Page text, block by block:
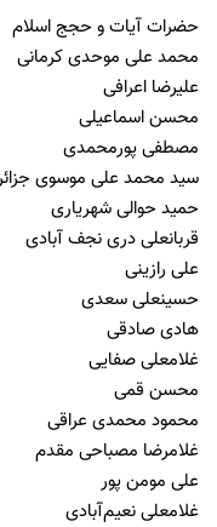
حضرات آیات و حجج اسلام
محمد علی موحدی کرمانی
علیرضا اعرافی
محسن اسماعیلی
مصطفی پورمحمدی
سید محمد علی موسوی
حمید حوالی شهریاری
قربانعلی دری نجف آبادی
علی رازینی
حسینعلی سعدی
هادی صادقی
غلامعلی صفایی
محسن قمی
محمود محمدی عراقی
غلامرضا مصباحی مقدم
علی مومن پور
غلامعلی نعیم‌آبادی